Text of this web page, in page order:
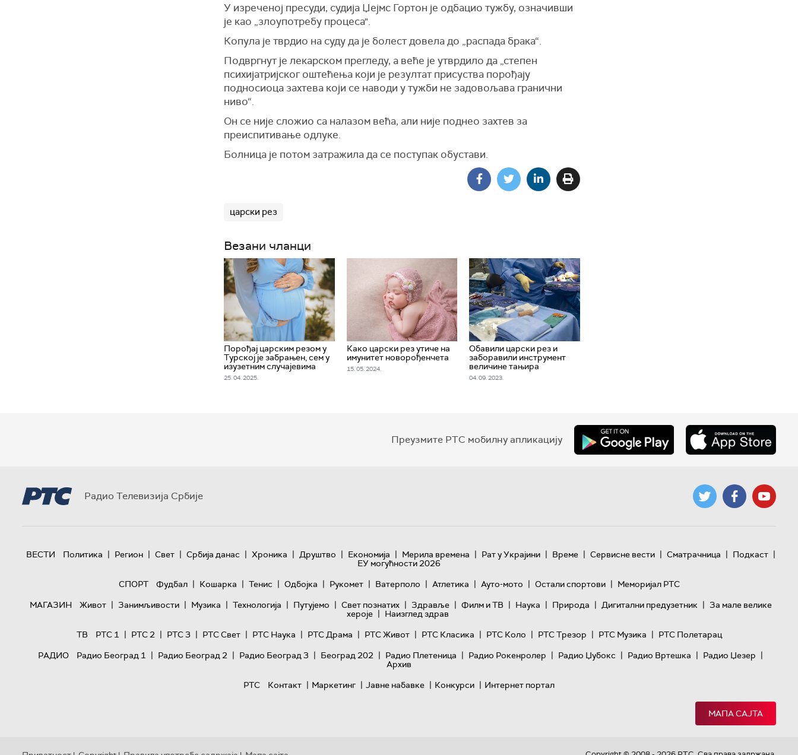
У изреченој пресуди, судија Џејмс Гортон је одбацио тужбу, означивши
је као „злоупотребу процеса".
Копула је тврдио на суду да је болест довела до „распада брака“.
Подвргнут је лекарском прегледу, а веће је утврдило да „степен
психијатријског оштећења који је резултат присуства порођају
подносиоца захтева који се наводи у тужби не задовољава гранични
ниво“.
Он се није сложио са налазом већа, али није поднео захтев за
преиспитивање одлуке.
Болница је потом затражила да се поступак обустави.
царски рез
Везани чланци
Порођај царским резом у
Турској је забрањен, сем у
изузетним случајевима
25. 04. 2025.
Како царски рез утиче на
имунитет новорођенчета
15. 05. 2024.
Обавили царски рез и
заборавили инструмент
величине тањира
04. 09. 2023.
Преузмите РТС мобилну апликацију
Радио Телевизија Србије
ВЕСТИ Политика | Регион | Свет | Србија данас | Хроника | Друштво | Економија | Мерила времена | Рат у Украјини | Време | Сервисне вести | Сматрачница | Подкаст |
ЕУ могућности 2026
СПОРТ
Фудбал | Кошарка | Тенис | Одбојка | Рукомет | Ватерполо | Атлетика | Ауто-мото | Остали спортови | Меморијал РТС
МАГАЗИН
Живот | Занимљивости | Музика | Технологијa | Путујемо | Свет познатих | Здравље | Филм и ТВ | Наука | Природа | Дигитални предузетник | За мале велике
хероје | Наизглед здрав
ТВ
РТС 1 | РТС 2 | РТС 3 | РТС Свет | РТС Наука | РТС Драма | РТС Живот | РТС Класика | РТС Коло | РТС Трезор | РТС Музика | РТС Полетарац
РАДИО
Радио Београд 1 | Радио Београд 2 | Радио Београд 3 | Београд 202 | Радио Плетеница | Радио Рокенролер | Радио Џубокс | Радио Вртешка | Радио Џезер |
Архив
РТС
Контакт | Маркетинг | Јавне набавке | Конкурси | Интернет портал
МАПА САЈТА